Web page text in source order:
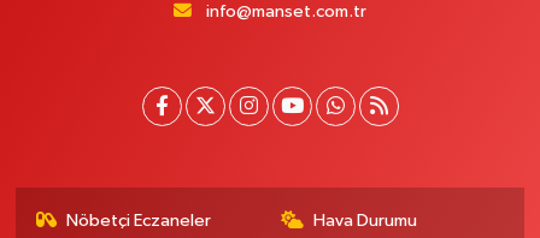
info@manset.com.tr
Nöbetçi Eczaneler Hava Durumu